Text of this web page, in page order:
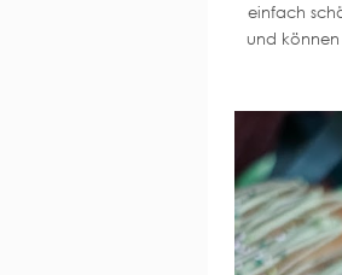
einfach
und